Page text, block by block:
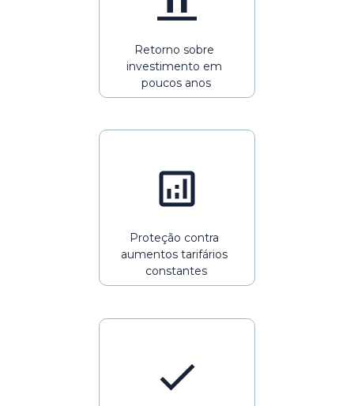
Retorno sobre
investimento em
poucos anos
Proteção contra
aumentos tarifários
constantes